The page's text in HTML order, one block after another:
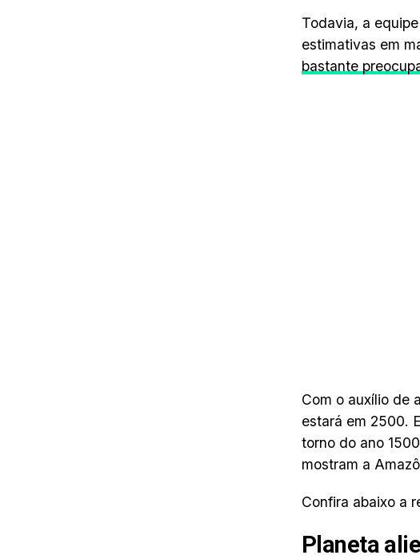
Todavia, a
estimativas em
bastante
Com o auxílio de
estará em 2500.
torno do ano
mostram a
Confira abaixo a
Planeta